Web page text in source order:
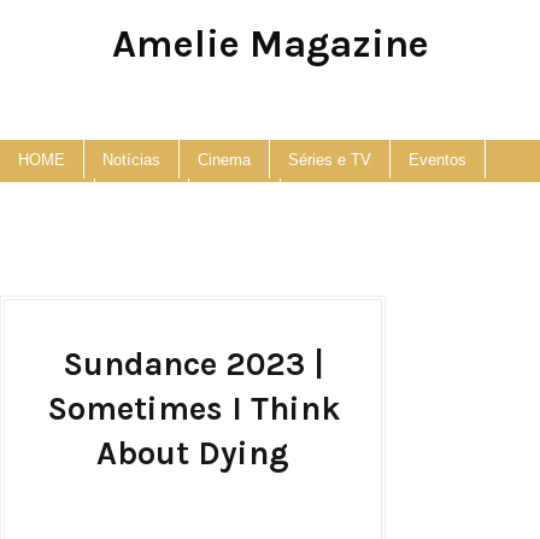
Amelie Magazine
HOME Notícias Cinema Séries e TV Eventos
Sundance 2023 |
Sometimes I Think
About Dying